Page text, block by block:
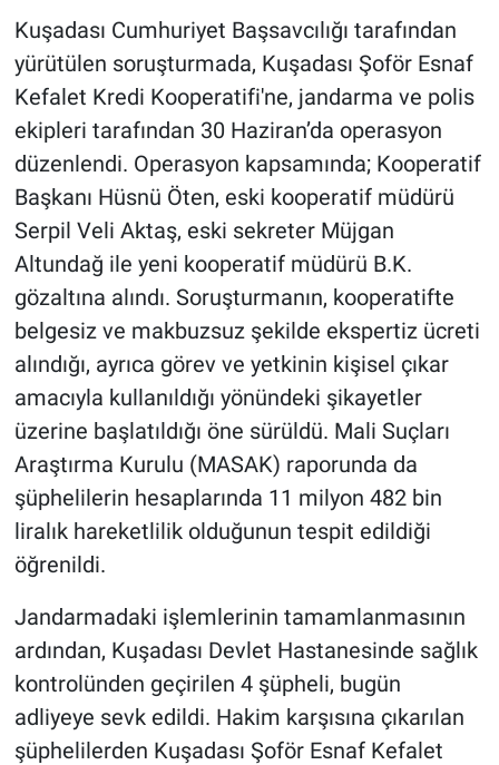
Kuşadası Cumhuriyet Başsavcılığı tarafından
yürütülen soruşturmada, Kuşadası Şoför Esnaf
Kefalet Kredi Kooperatifi'ne, jandarma ve polis
ekipleri tarafından 30 Haziran’da operasyon
düzenlendi. Operasyon kapsamında; Kooperatif
Başkanı Hüsnü Öten, eski kooperatif müdürü
Serpil Veli Aktaş, eski sekreter Müjgan
Altundağ ile yeni kooperatif müdürü B.K.
gözaltına alındı. Soruşturmanın, kooperatifte
belgesiz ve makbuzsuz şekilde ekspertiz ücreti
alındığı, ayrıca görev ve yetkinin kişisel çıkar
amacıyla kullanıldığı yönündeki şikayetler
üzerine başlatıldığı öne sürüldü. Mali Suçları
Araştırma Kurulu (MASAK) raporunda da
şüphelilerin hesaplarında 11 milyon 482 bin
liralık hareketlilik olduğunun tespit edildiği
öğrenildi.
Jandarmadaki işlemlerinin tamamlanmasının
ardından, Kuşadası Devlet Hastanesinde sağlık
kontrolünden geçirilen 4 şüpheli, bugün
adliyeye sevk edildi. Hakim karşısına çıkarılan
şüphelilerden Kuşadası Şoför Esnaf Kefalet